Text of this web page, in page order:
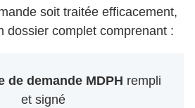
soit traitée efficacement,
dossier complet comprenant :
de demande MDPH rempli
et signé